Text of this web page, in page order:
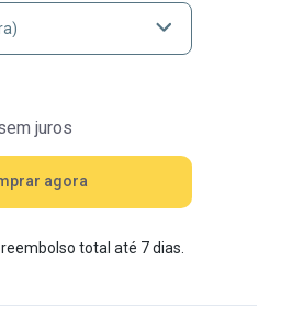
juros
agora
reembolso total até 7 dias.